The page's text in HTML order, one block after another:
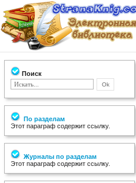
Поиск
По разделам
Этот параграф содержит ссылку.
Журналы по разделам
Этот параграф содержит ссылку.